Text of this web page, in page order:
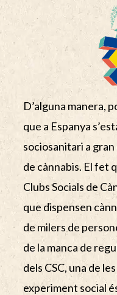
D’alguna manera,
que a Espanya
sociosanitari a
de cànnabis. El fet
Clubs Socials de
que dispensen
de milers de
de la manca de
dels CSC, una de
experiment social